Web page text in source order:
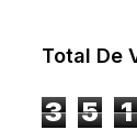
Total De
3 5 1